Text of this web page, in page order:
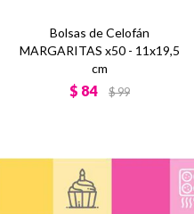
Bolsas de Celofán
MARGARITAS x50 - 11x19,5
cm
$ 84 $99